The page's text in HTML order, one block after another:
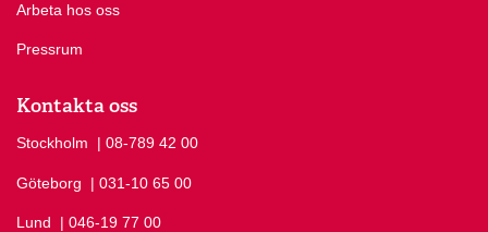
Arbeta hos oss
Pressrum
Kontakta oss
Stockholm Ring Stockholm på
| 08-789 42 00
Göteborg Ring Göteborg på
| 031-10 65 00
Lund Ring Lund på
| 046-19 77 00